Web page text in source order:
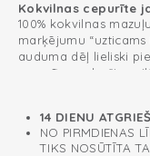
Kokvilnas cepurīte
100% kokvilnas
marķējumu
auduma dēļ lieliski
cepurīte nodrošina
Oeko-Tex
Neitrāls dizains
14 DIENU
NO PIRMDIENAS
TIKS NOSŪTĪTA